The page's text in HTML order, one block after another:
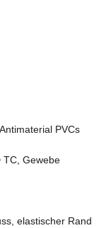
PVCs
TC, Gewebe
elastischer Rand